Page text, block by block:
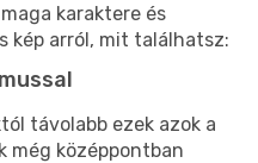
karaktere és
kép arról, mit találhatsz:
távolabb ezek azok a
még középpontban